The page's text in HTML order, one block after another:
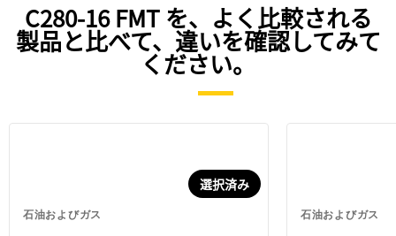
C280-16 FMT を、よく比較される
製品と比べて、違いを確認してみて
ください。
石油およびガス
選択済み
石油およびガス